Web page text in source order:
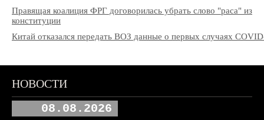
Правящая коалиция ФРГ договорилась убрать слово "раса" из
конституции
Китай отказался передать ВОЗ данные о первых случаях
НОВОСТИ
08.08.2026